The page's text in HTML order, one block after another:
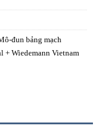
đun bảng mạch
+ Wiedemann Vietnam